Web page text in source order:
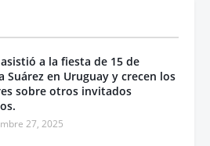
a la fiesta de 15 de
Suárez en Uruguay y crecen los
sobre otros invitados
27, 2025